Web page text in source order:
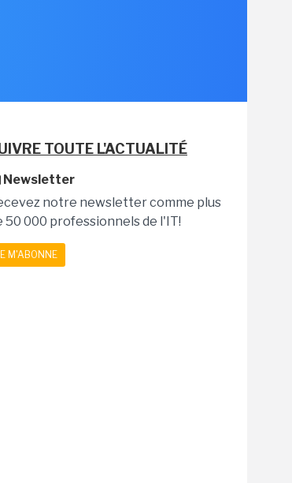
TOUTE L'ACTUALITÉ
Newsletter
notre newsletter comme plus
50 000 professionnels de l'IT!
M'ABONNE